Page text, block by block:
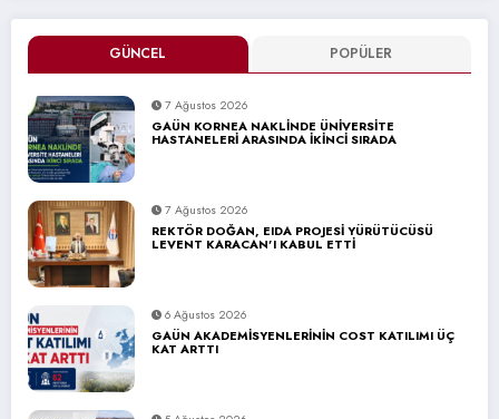
GÜNCEL POPÜLER
7 Ağustos 2026
GAÜN KORNEA NAKLİNDE ÜNİVERSİTE
HASTANELERİ ARASINDA İKİNCİ SIRADA
7 Ağustos 2026
REKTÖR DOĞAN, EIDA PROJESİ YÜRÜTÜCÜSÜ
LEVENT KARACAN’I KABUL ETTİ
6 Ağustos 2026
GAÜN AKADEMİSYENLERİNİN COST KATILIMI ÜÇ
KAT ARTTI